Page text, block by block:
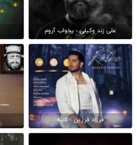
علی زند وکیلی - بخواب آروم
فرزاد فرزین - کلبه